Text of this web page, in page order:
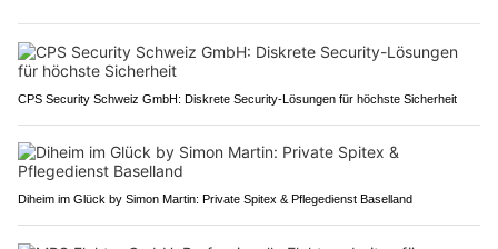
CPS Security Schweiz GmbH: Diskrete Security-Lösungen für höchste Sicherheit
Diheim im Glück by Simon Martin: Private Spitex & Pflegedienst Baselland